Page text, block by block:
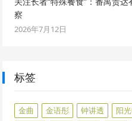
察
2026年7月12日
标签
金曲 金语彤 钟讲透 阳